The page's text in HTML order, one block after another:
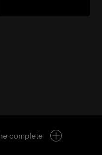
complete